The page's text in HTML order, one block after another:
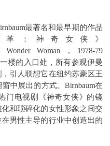
最著名和最早期的作品
：神奇女侠》
Wonder Woman，1978-79
楼的入口处，所有参观伊曼
引人联想它在纽约苏豪区王
窗中展出的方式。Birnbaum在
门电视剧《神奇女侠》的镜
和琐碎化的女性形象之间交
男性主导的行业中创造出的